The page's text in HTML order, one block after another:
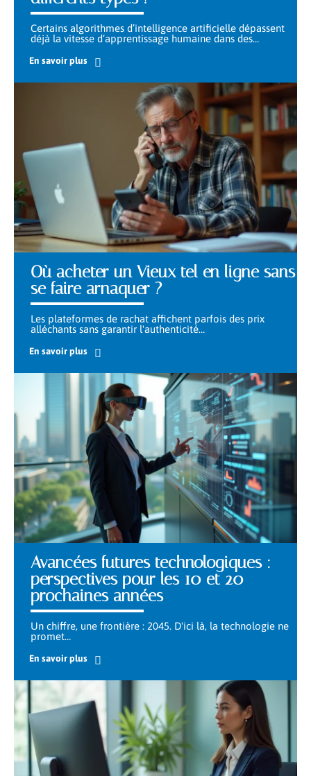
Certains algorithmes d’intelligence artificielle dépassent
déjà la vitesse d’apprentissage humaine dans des…
En savoir plus
Où acheter un Vieux tel en ligne sans
se faire arnaquer ?
Les plateformes de rachat affichent parfois des prix
alléchants sans garantir l'authenticité…
En savoir plus
Avancées futures technologiques :
perspectives pour les 10 et 20
prochaines années
Un chiffre, une frontière : 2045. D'ici là, la technologie ne
promet…
En savoir plus